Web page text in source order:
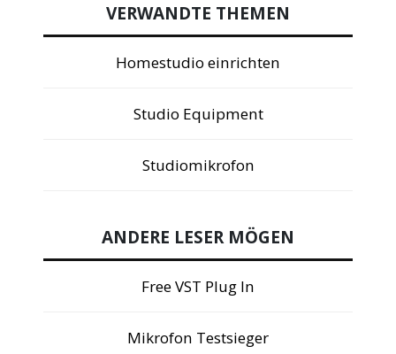
VERWANDTE THEMEN
Homestudio einrichten
Studio Equipment
Studiomikrofon
ANDERE LESER MÖGEN
Free VST Plug In
Mikrofon Testsieger